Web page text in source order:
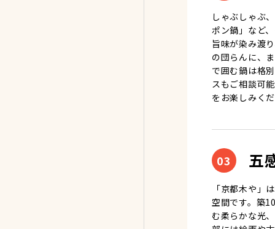
しゃぶしゃぶ
ポン鍋」など
旨味が染み渡
の団らんに、
で囲む鍋は格
スもご相談可
をお楽しみく
03 五
「京都木や」
空間です。築
む柔らかな光